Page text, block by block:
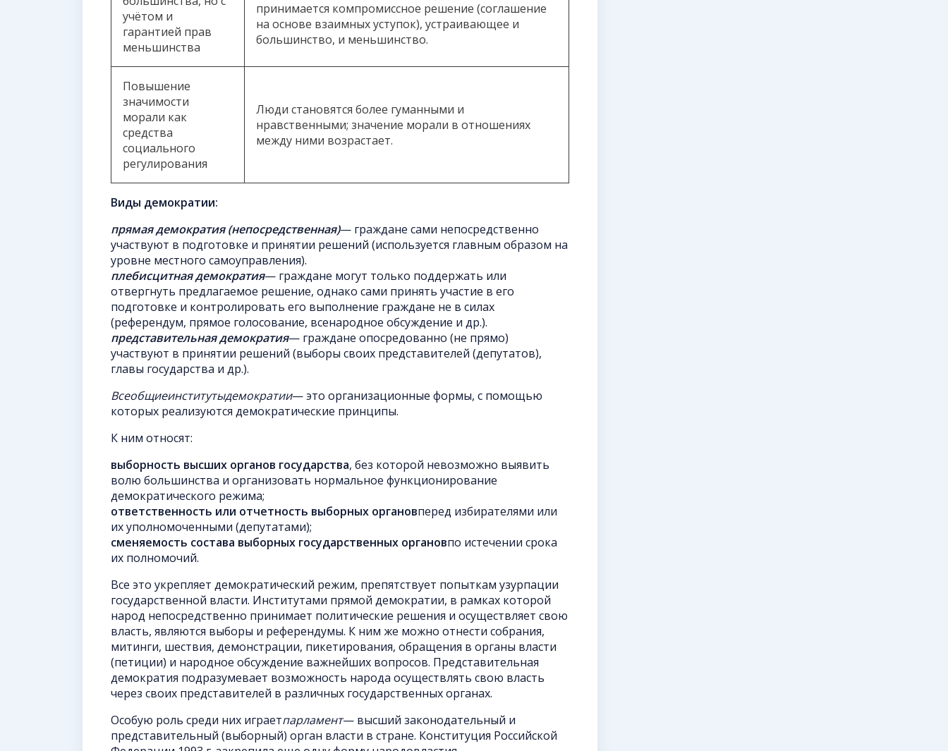
учётом и
гарантией прав
меньшинства
принимается компромиссное решение (соглашение
на основе взаимных уступок), устраивающее и
большинство, и меньшинство.
Повышение
значимости
морали как
средства
социального
регулирования
Люди становятся более гуманными и
нравственными; значение морали в отношениях
между ними возрастает.
Виды демократии:
прямая демократия (непосредственная)— граждане сами непосредственно
участвуют в подготовке и принятии решений (используется главным образом на
уровне местного самоуправления).
плебисцитная демократия— граждане могут только поддержать или
отвергнуть предлагаемое решение, однако сами принять участие в его
подготовке и контролировать его выполнение граждане не в силах
(референдум, прямое голосование, всенародное обсуждение и др.).
представительная демократия— граждане опосредованно (не прямо)
участвуют в принятии решений (выборы своих представителей (депутатов),
главы государства и др.).
Всеобщиеинститутыдемократии— это организационные формы, с помощью
которых реализуются демократические принципы.
К ним относят:
выборность высших органов государства, без которой невозможно выявить
волю большинства и организовать нормальное функционирование
демократического режима;
ответственность или отчетность выборных органовперед избирателями или
их уполномоченными (депутатами);
сменяемость состава выборных государственных органовпо истечении срока
их полномочий.
Все это укрепляет демократический режим, препятствует попыткам узурпации
государственной власти. Институтами прямой демократии, в рамках которой
народ непосредственно принимает политические решения и осуществляет свою
власть, являются выборы и референдумы. К ним же можно отнести собрания,
митинги, шествия, демонстрации, пикетирования, обращения в органы власти
(петиции) и народное обсуждение важнейших вопросов. Представительная
демократия подразумевает возможность народа осуществлять свою власть
через своих представителей в различных государственных органах.
Особую роль среди них играетпарламент— высший законодательный и
представительный (выборный) орган власти в стране. Конституция Российской